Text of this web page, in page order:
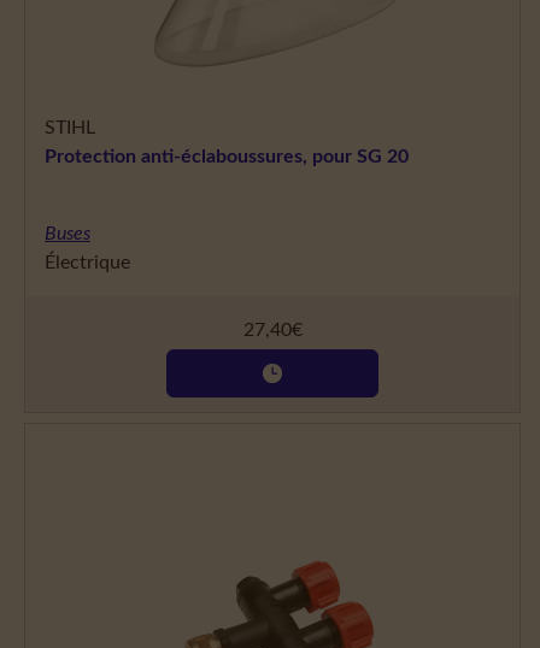
STIHL
Protection anti-éclaboussures, pour SG 20
Buses
Électrique
27,40€